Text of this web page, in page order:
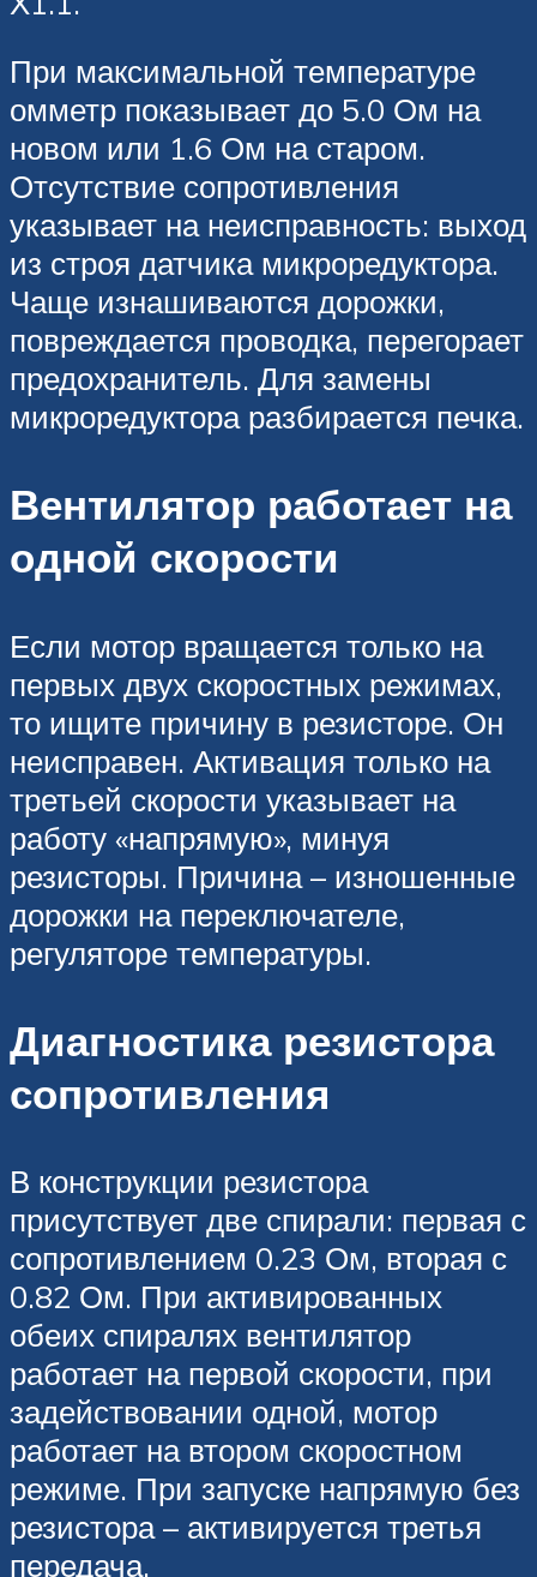
При максимальной температуре
омметр показывает до 5.0 Ом на
новом или 1.6 Ом на старом.
Отсутствие сопротивления
указывает на неисправность: выход
из строя датчика микроредуктора.
Чаще изнашиваются дорожки,
повреждается проводка, перегорает
предохранитель. Для замены
микроредуктора разбирается печка.
Вентилятор работает на
одной скорости
Если мотор вращается только на
первых двух скоростных режимах,
то ищите причину в резисторе. Он
неисправен. Активация только на
третьей скорости указывает на
работу «напрямую», минуя
резисторы. Причина – изношенные
дорожки на переключателе,
регуляторе температуры.
Диагностика резистора
сопротивления
В конструкции резистора
присутствует две спирали: первая с
сопротивлением 0.23 Ом, вторая с
0.82 Ом. При активированных
обеих спиралях вентилятор
работает на первой скорости, при
задействовании одной, мотор
работает на втором скоростном
режиме. При запуске напрямую без
резистора – активируется третья
передача.